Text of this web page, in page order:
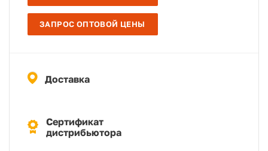
ЗАПРОС ОПТОВОЙ ЦЕНЫ
Доставка
Сертификат
дистрибьютора